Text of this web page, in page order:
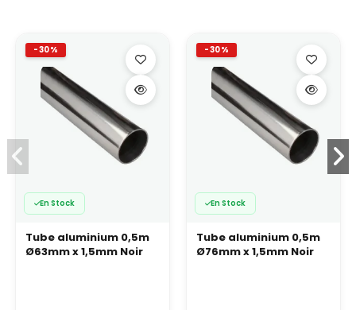
-30%
En Stock
Tube aluminium 0,5m
Ø63mm x 1,5mm Noir
-30%
En Stock
Tube aluminium 0,5m
Ø76mm x 1,5mm Noir